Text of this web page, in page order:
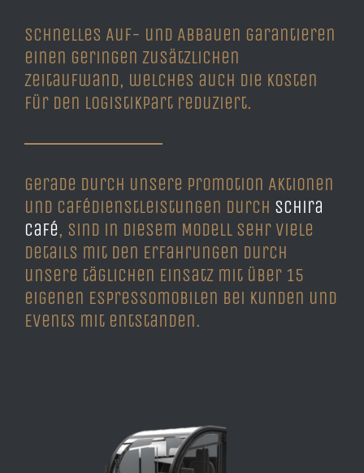
Schnelles Auf- und Abbauen garantieren
einen geringen zusätzlichen
Zeitaufwand, welches auch die Kosten
für den Logistikpart reduziert.
Gerade durch unsere Promotion Aktionen
und Cafédienstleistungen durch Schira
Café, sind in diesem Modell sehr viele
Details mit den Erfahrungen durch
unsere täglichen Einsatz mit über 15
eigenen Espressomobilen bei Kunden und
Events mit entstanden.